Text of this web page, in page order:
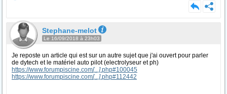
Stephane-melot
Le 16/09/2018 à 23h03
Je reposte un article qui est sur un autre sujet que j'ai ouvert pour parler
de dytech et le matériel auto pilot (electrolyseur et ph)
https://www.forumpiscine.com[...].php#100045
https://www.forumpiscine.com[...].php#112442